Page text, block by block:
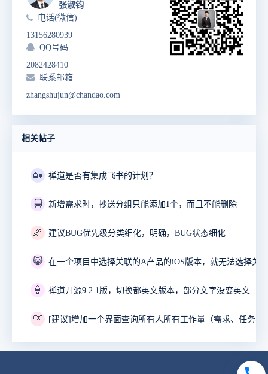
张淑钧
电话(微信)
13156280939
QQ号码
2082428410
联系邮箱
zhangshujun@chandao.com
相关帖子
🏡 禅道是否有集成飞书的计划？
🚍 新增需求时，抄送分组只能添加1个，而且不能删除
🌌 建议BUG优先级分类细化，明确，BUG状态细化
😺
🍦 禅道开源9.2.1版，切换都英文版本，部分文字没变英文
🌁